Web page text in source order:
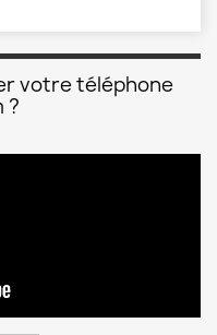
votre téléphone
?